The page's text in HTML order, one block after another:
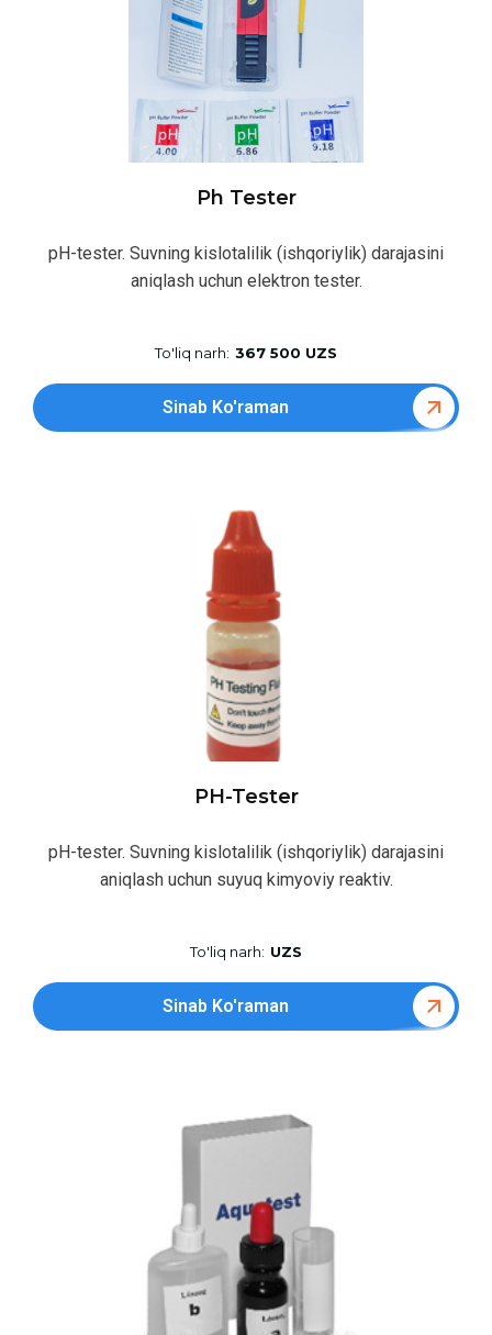
Ph Tester
pH-tester. Suvning kislotalilik (ishqoriylik) darajasini
aniqlash uchun elektron tester.
To'liq narh: 367 500 UZS
Sinab Ko'raman
PH-Tester
pH-tester. Suvning kislotalilik (ishqoriylik) darajasini
aniqlash uchun suyuq kimyoviy reaktiv.
To'liq narh: UZS
Sinab Ko'raman